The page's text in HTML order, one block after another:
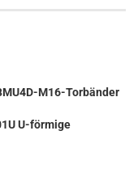
M16-Torbänder
U-förmige